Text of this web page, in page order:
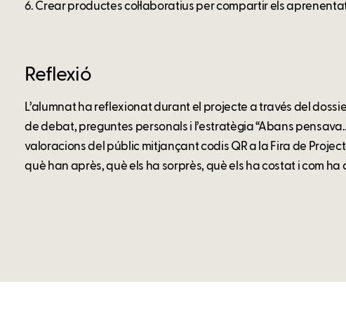
6. Crear productes col·laboratius per compartir els
Reflexió
L’alumnat ha reflexionat durant el projecte a través del
de debat, preguntes personals i l’estratègia “Abans
valoracions del públic mitjançant codis QR a la Fira de
què han après, què els ha sorprès, què els ha costat i com